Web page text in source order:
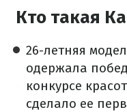
Кто такая
26-летняя
одержала
конкурсе
сделало ее